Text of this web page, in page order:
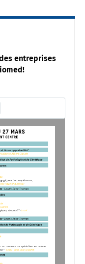
entreprises